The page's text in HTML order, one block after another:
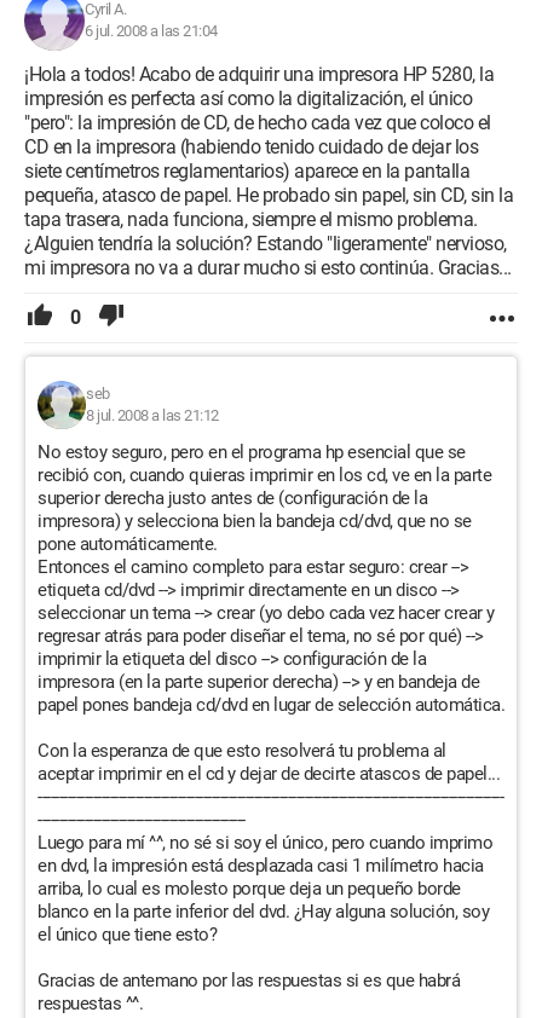
Cyril A.
6 jul. 2008 a las 21:04
¡Hola a todos! Acabo de adquirir una impresora HP 5280, la
impresión es perfecta así como la digitalización, el único
"pero": la impresión de CD, de hecho cada vez que coloco el
CD en la impresora (habiendo tenido cuidado de dejar los
siete centímetros reglamentarios) aparece en la pantalla
pequeña, atasco de papel. He probado sin papel, sin CD, sin la
tapa trasera, nada funciona, siempre el mismo problema.
¿Alguien tendría la solución? Estando "ligeramente" nervioso,
mi impresora no va a durar mucho si esto continúa. Gracias...
0
seb
8 jul. 2008 a las 21:12
No estoy seguro, pero en el programa hp esencial que se
recibió con, cuando quieras imprimir en los cd, ve en la parte
superior derecha justo antes de (configuración de la
impresora) y selecciona bien la bandeja cd/dvd, que no se
pone automáticamente.
Entonces el camino completo para estar seguro: crear -->
etiqueta cd/dvd --> imprimir directamente en un disco -->
seleccionar un tema --> crear (yo debo cada vez hacer crear y
regresar atrás para poder diseñar el tema, no sé por qué) -->
imprimir la etiqueta del disco --> configuración de la
impresora (en la parte superior derecha) --> y en bandeja de
papel pones bandeja cd/dvd en lugar de selección automática.
Con la esperanza de que esto resolverá tu problema al
aceptar imprimir en el cd y dejar de decirte atascos de papel...
--------------------------------------------------------------------------------------------------------------
-------------------------------------------------
Luego para mí ^^, no sé si soy el único, pero cuando imprimo
en dvd, la impresión está desplazada casi 1 milímetro hacia
arriba, lo cual es molesto porque deja un pequeño borde
blanco en la parte inferior del dvd. ¿Hay alguna solución, soy
el único que tiene esto?
Gracias de antemano por las respuestas si es que habrá
respuestas ^^.